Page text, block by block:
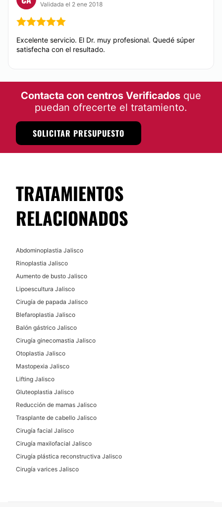
CIRUGÍA BARIÁTRICA
Validada el 2 ene 2018
Excelente servicio. El Dr. muy profesional. Quedé súper
satisfecha con el resultado.
Contacta con centros Verificados que
puedan ofrecerte el tratamiento.
SOLICITAR PRESUPUESTO
TRATAMIENTOS
RELACIONADOS
Abdominoplastia Jalisco
Rinoplastia Jalisco
Aumento de busto Jalisco
Lipoescultura Jalisco
Cirugía de papada Jalisco
Blefaroplastia Jalisco
Balón gástrico Jalisco
Cirugía ginecomastia Jalisco
Otoplastia Jalisco
Mastopexia Jalisco
Lifting Jalisco
Gluteoplastia Jalisco
Reducción de mamas Jalisco
Trasplante de cabello Jalisco
Cirugía facial Jalisco
Cirugía maxilofacial Jalisco
Cirugía plástica reconstructiva Jalisco
Cirugía varices Jalisco